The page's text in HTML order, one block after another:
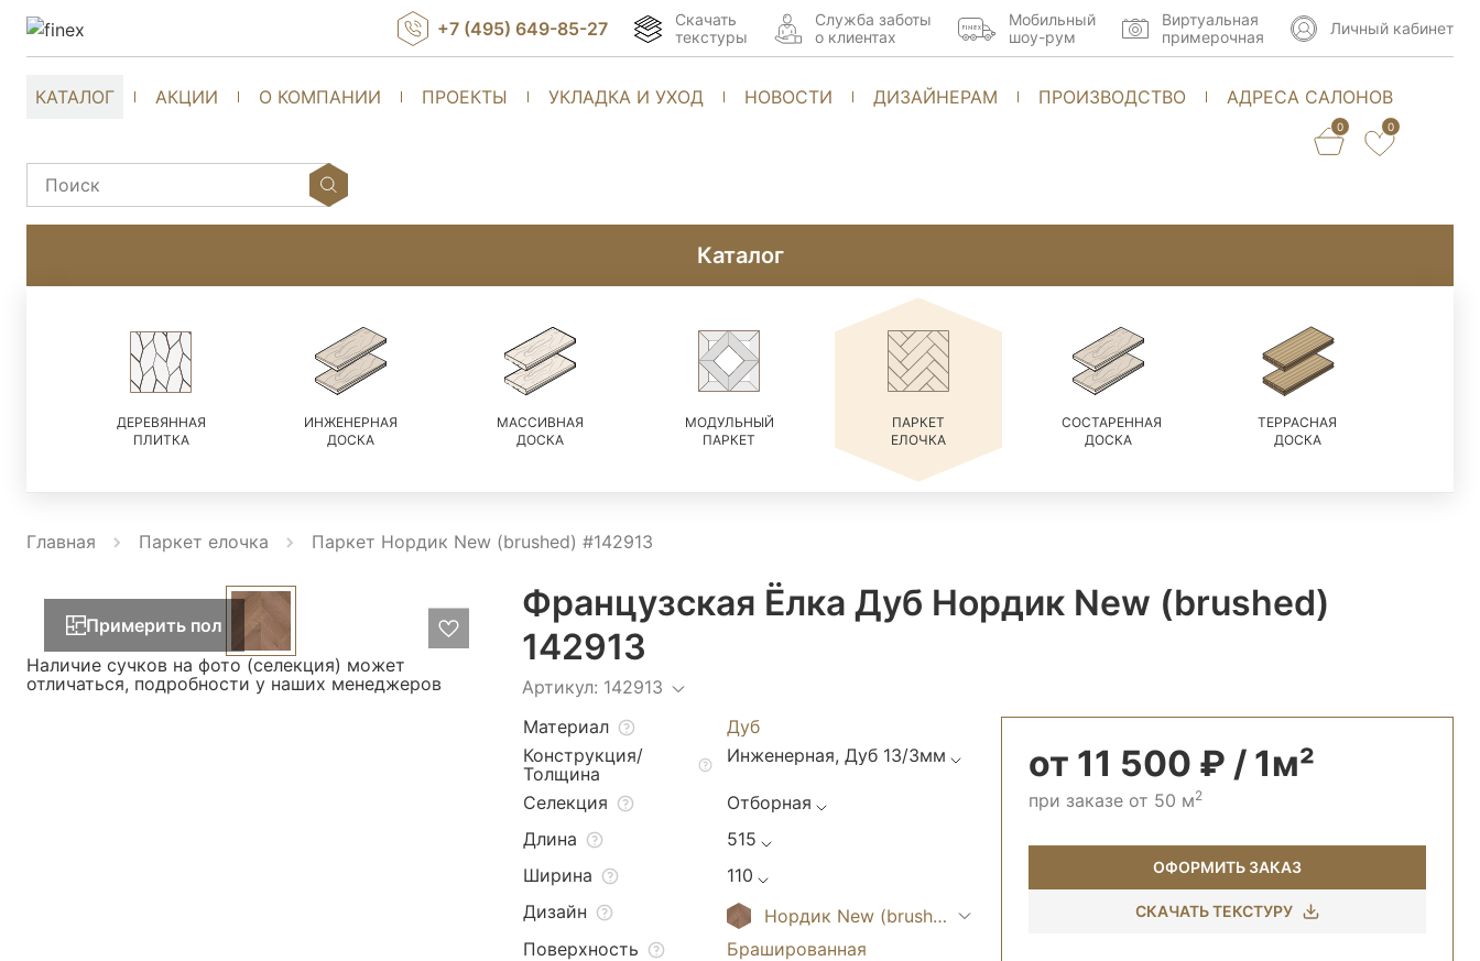
КАТАЛОГ АКЦИИ О КОМПАНИИ ПРОЕКТЫ УКЛАДКА И УХОД НОВОСТИ ДИЗАЙНЕРАМ ПРОИЗВОДСТВО АДРЕСА САЛОНОВ
0 0
+7 (495) 649-85-27
Скачать
текстуры
Cлужба заботы
о клиентах
Мобильный
шоу-рум
Виртуальная
примерочная
Личный кабинет
Каталог
ДЕРЕВЯННАЯ
ПЛИТКА
ИНЖЕНЕРНАЯ
ДОСКА
МАССИВНАЯ
ДОСКА
МОДУЛЬНЫЙ
ПАРКЕТ
ПАРКЕТ
ЕЛОЧКА
СОСТАРЕННАЯ
ДОСКА
ТЕРРАСНАЯ
ДОСКА
Главная Паркет елочка Паркет Нордик New (brushed) #142913
Примерить пол
Наличие сучков на фото (селекция) может
отличаться, подробности у наших менеджеров
Французская Ёлка Дуб Нордик New (brushed)
142913
Артикул: 142913
Материал
Дуб
Конструкция/
Толщина
Инженерная, Дуб 13/3мм
Селекция
Отборная
Длина
515
Ширина
110
Дизайн
Нордик New (brushed)
Поверхность
Брашированная
от 11 500 ₽ / 1м²
при заказе от 50 м2
ОФОРМИТЬ ЗАКАЗ
СКАЧАТЬ ТЕКСТУРУ